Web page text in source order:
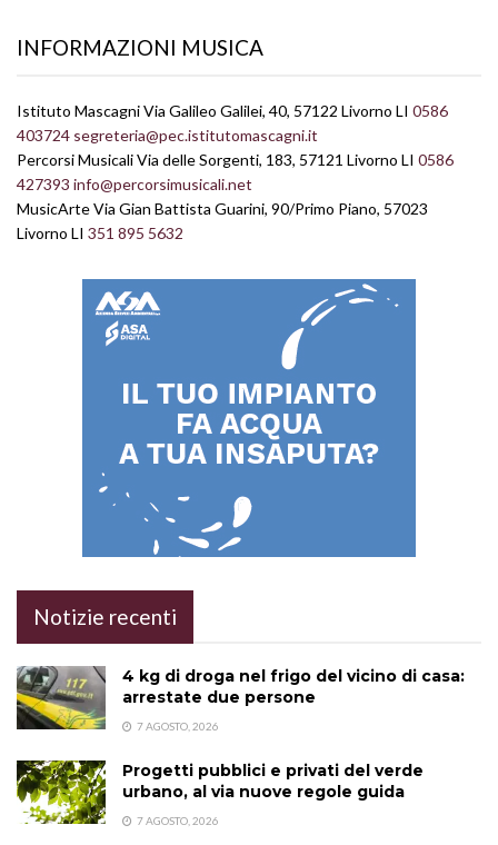
INFORMAZIONI MUSICA
Istituto Mascagni Via Galileo Galilei, 40, 57122 Livorno LI 0586
403724 segreteria@pec.istitutomascagni.it
Percorsi Musicali Via delle Sorgenti, 183, 57121 Livorno LI 0586
427393 info@percorsimusicali.net
MusicArte Via Gian Battista Guarini, 90/Primo Piano, 57023
Livorno LI 351 895 5632
Notizie recenti
4 kg di droga nel frigo del vicino di casa:
arrestate due persone
7 AGOSTO, 2026
Progetti pubblici e privati del verde
urbano, al via nuove regole guida
7 AGOSTO, 2026